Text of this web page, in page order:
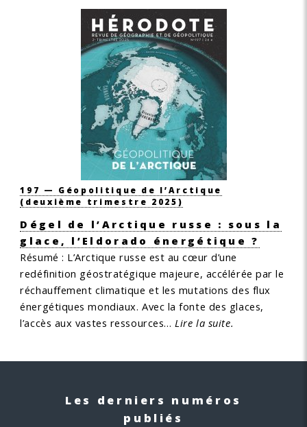
197 — Géopolitique de l’Arctique
(deuxième trimestre 2025)
Dégel de l’Arctique russe : sous la
glace, l’Eldorado énergétique ?
Résumé : L’Arctique russe est au cœur d’une
redéfinition géostratégique majeure, accélérée par le
réchauffement climatique et les mutations des flux
énergétiques mondiaux. Avec la fonte des glaces,
l’accès aux vastes ressources…Lire la suite.
Les derniers numéros
publiés